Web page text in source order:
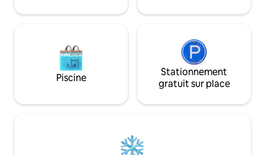
Piscine
Stationnement
gratuit sur place